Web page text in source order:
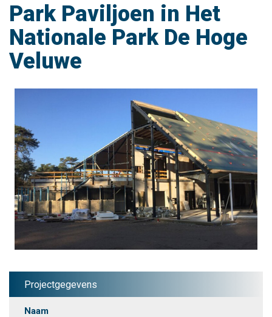
Park Paviljoen in Het
Nationale Park De Hoge
Veluwe
Projectgegevens
Naam